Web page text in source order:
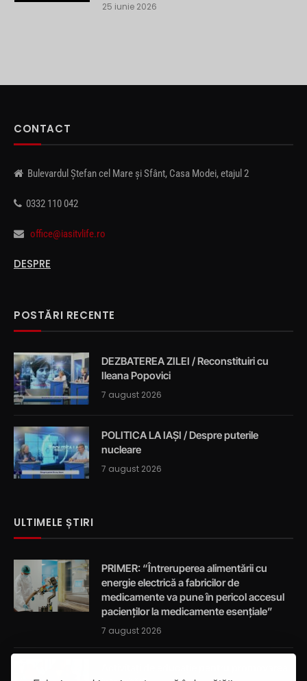
25 iunie 2026
CONTACT
Bulevardul Ștefan cel Mare și Sfânt, Casa Modei, etajul 2
0332 110 042
office@iasitvlife.ro
DESPRE
POSTĂRI RECENTE
DEZBATEREA ZILEI / Reconstituiri cu
Ileana Popovici
7 august 2026
POLITICA LA IAȘI / Despre puterile
nucleare
7 august 2026
ULTIMELE ȘTIRI
PRIMER: “Întreruperea alimentării cu
energie electrică a fabricilor de
medicamente va pune în pericol accesul
pacienților la medicamente esențiale”
7 august 2026